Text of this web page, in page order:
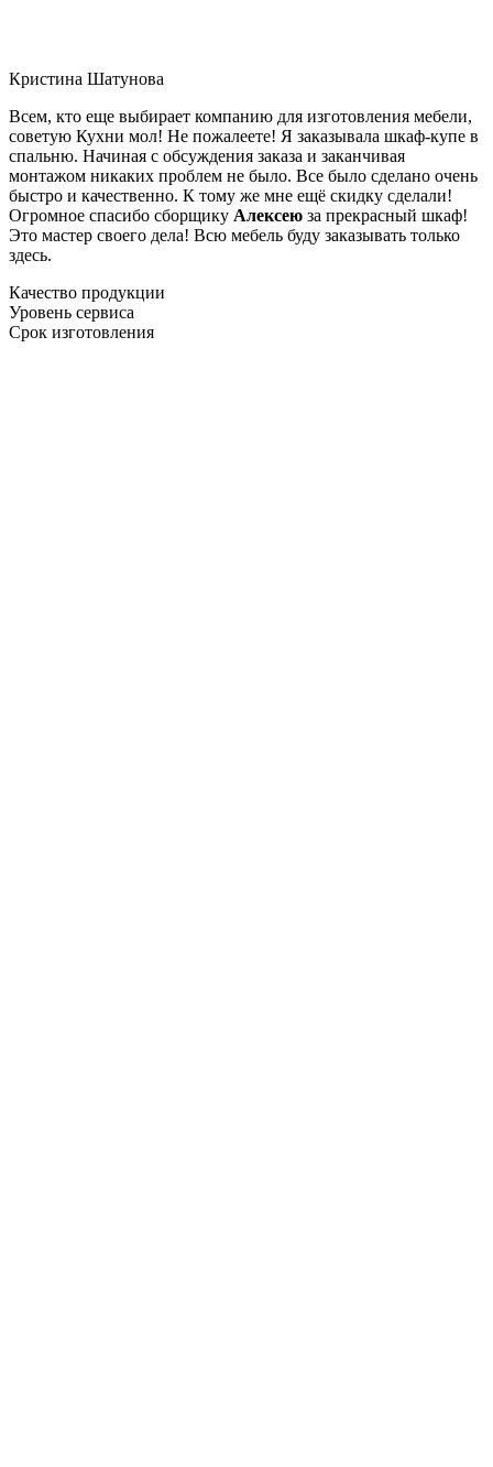
Кристина Шатунова
Всем, кто еще выбирает компанию для изготовления мебели,
советую Кухни мол! Не пожалеете! Я заказывала шкаф-купе в
спальню. Начиная с обсуждения заказа и заканчивая
монтажом никаких проблем не было. Все было сделано очень
быстро и качественно. К тому же мне ещё скидку сделали!
Огромное спасибо сборщику Алексею за прекрасный шкаф!
Это мастер своего дела! Всю мебель буду заказывать только
здесь.
Качество продукции
Уровень сервиса
Срок изготовления